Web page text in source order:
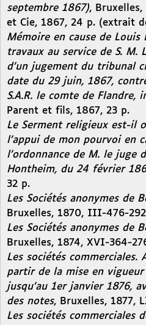
septembre 1867), Bruxelles,
et Cie, 1867, 24 p. (extrait
Mémoire en cause de Louis
travaux au service de S. M.
d’un jugement du tribunal
date du 29 juin, 1867,
S.A.R. le comte de Flandre,
Parent et fils, 1867, 23 p.
Le Serment religieux est-il
l’appui de mon pourvoi en
l’ordonnance de M. le juge
Hontheim, du 24 février
32 p.
Les Sociétés anonymes de
Bruxelles, 1870, III-476-
Les Sociétés anonymes de
Bruxelles, 1874, XVI-364-
Les sociétés commerciales.
partir de la mise en
jusqu’au 1er janvier 1876,
des notes, Bruxelles, 1877,
Les sociétés commerciales